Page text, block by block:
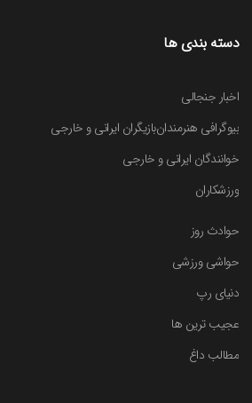
دسته بندی ها
اخبار جنجالی
بیوگرافی هنرمندانبازیگران ایرانی و خارجی
خوانندگان ایرانی و خارجی
ورزشکاران
حوادث روز
حواشی ورزشی
دنیای رپ
عجیب ترین ها
مطالب داغ